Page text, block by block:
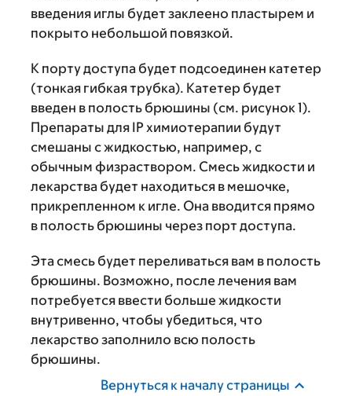
введения иглы будет заклеено пластырем и
покрыто небольшой повязкой.
К порту доступа будет подсоединен катетер
(тонкая гибкая трубка). Катетер будет
введен в полость брюшины (см. рисунок 1).
Препараты для IP химиотерапии будут
смешаны с жидкостью, например, с
обычным физраствором. Смесь жидкости и
лекарства будет находиться в мешочке,
прикрепленном к игле. Она вводится прямо
в полость брюшины через порт доступа.
Эта смесь будет переливаться вам в полость
брюшины. Возможно, после лечения вам
потребуется ввести больше жидкости
внутривенно, чтобы убедиться, что
лекарство заполнило всю полость
брюшины.
Вернуться к началу страницы